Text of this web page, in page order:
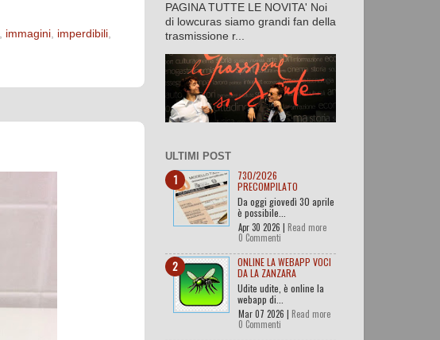
immagini imperdibili
PAGINA TUTTE LE NOVITA' Noi
di lowcuras siamo grandi fan della
trasmissione r...
ULTIMI POST
730/2026
PRECOMPILATO
Da oggi giovedì 30 aprile
è possibile...
Apr 30 2026 | Read more
0 Commenti
ONLINE LA WEBAPP VOCI
DA LA ZANZARA
Udite udite, è online la
webapp di...
Mar 07 2026 | Read more
0 Commenti